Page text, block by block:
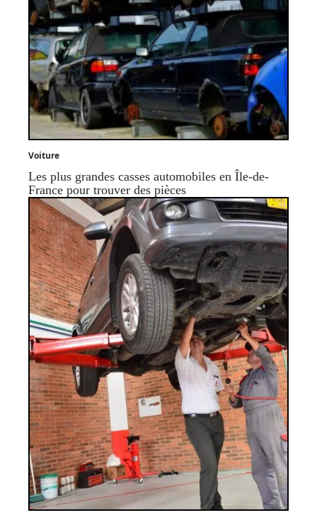
Voiture
Les plus grandes casses automobiles en Île-de-
France pour trouver des pièces